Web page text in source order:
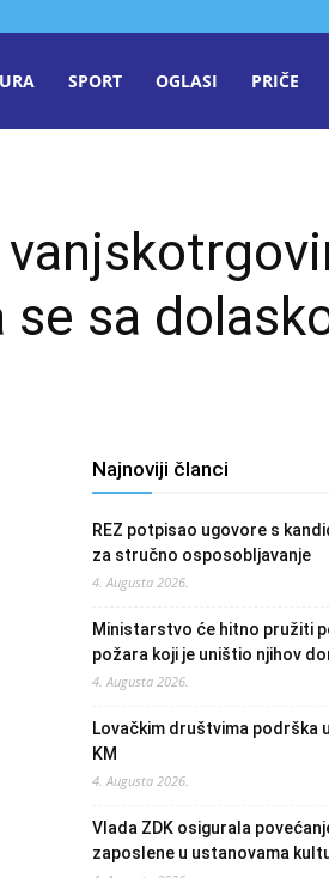
SPORT OGLASI PRIČE
se sa
Najnoviji članci
REZ potpisao ugovore s
za stručno osposobljavanje
4. Augusta 2026.
Ministarstvo će hitno pružiti
požara koji je uništio njihov
4. Augusta 2026.
Lovačkim društvima podrška
KM
4. Augusta 2026.
Vlada ZDK osigurala
zaposlene u ustanovama